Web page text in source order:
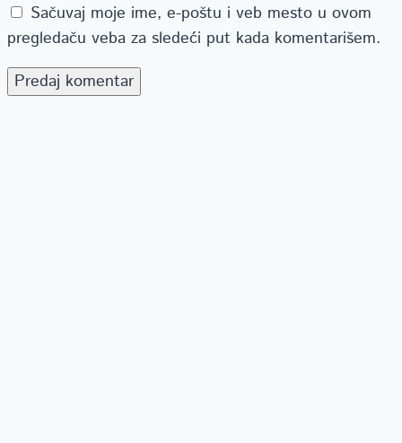
Sačuvaj moje ime, e-poštu i veb mesto u ovom
pregledaču veba za sledeći put kada komentarišem.